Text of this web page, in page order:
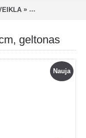
» Lauko žaislai,
geltonas
Nauja